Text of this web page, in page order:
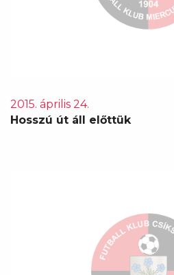
2015. április 24.
Hosszú út áll előttük